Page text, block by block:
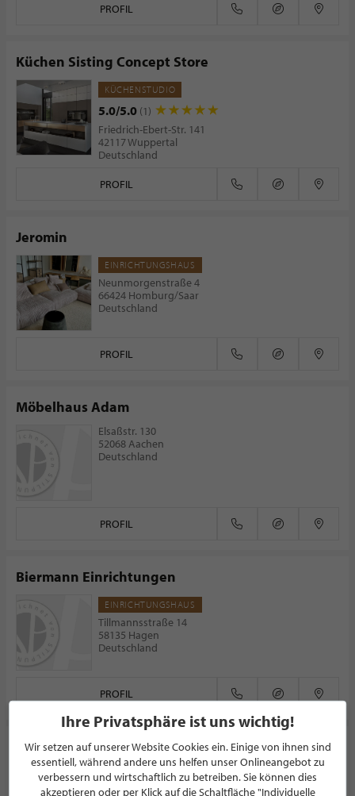
PROFIL
Küchen Sisting Concept Store
KÜCHENSTUDIO
5.0/5.0 (1)
Friedrich-Ebert-Str. 141
42117 Wuppertal
Deutschland
PROFIL
Jeromin
EINRICHTUNGSHAUS
Neunmorgenstraße 4
66424 Homburg/Saar
Deutschland
PROFIL
Möbelhaus Adam
Elsaßstr. 130
52068 Aachen
Deutschland
PROFIL
Biermann Einrichtungen
EINRICHTUNGSHAUS
Tillmannsstraße 14
58135 Hagen
Deutschland
PROFIL
Müller Küchen Werksverkauf Essen
KÜCHENSTUDIO
Heisinger Straße 485
Ihre Privatsphäre ist uns wichtig!
Wir setzen auf unserer Website Cookies ein. Einige von ihnen sind
essentiell, während andere uns helfen unser Onlineangebot zu
verbessern und wirtschaftlich zu betreiben. Sie können dies
akzeptieren oder per Klick auf die Schaltfläche "Individuelle